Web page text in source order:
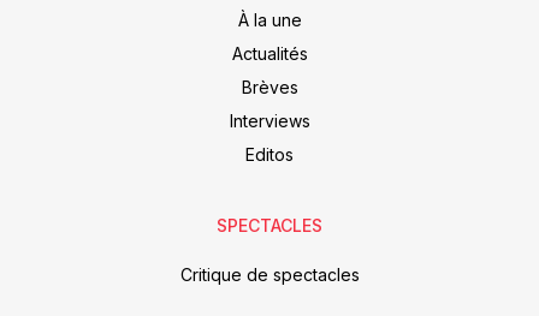
À la une
Actualités
Brèves
Interviews
Editos
SPECTACLES
Critique de spectacles